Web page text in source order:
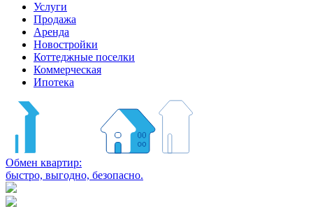
Услуги
Продажа
Аренда
Новостройки
Коттеджные поселки
Коммерческая
Ипотека
Обмен квартир:
быстро, выгодно, безопасно.